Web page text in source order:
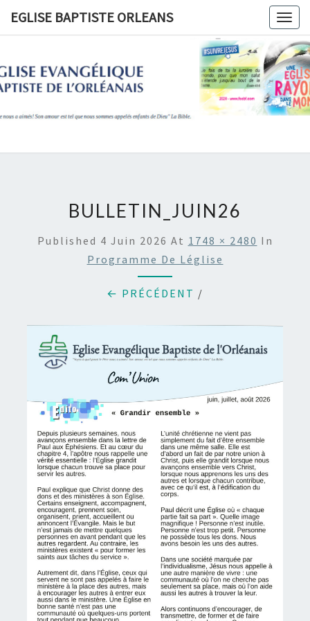
EGLISE BAPTISTE ORLEANS
EGLISE
ORLEANS
BULLETIN_JUIN26
Published 4 Juin 2026 At 1748 × 2480 In
Programme De Léglise
← PRÉCÉDENT /